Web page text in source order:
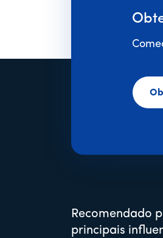
Recomendado
principais